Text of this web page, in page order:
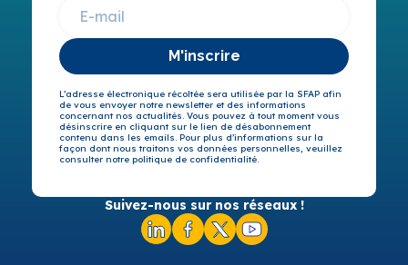
M'inscrire
L’adresse électronique récoltée sera utilisée par la SFAP afin
de vous envoyer notre newsletter et des informations
concernant nos actualités. Vous pouvez à tout moment vous
désinscrire en cliquant sur le lien de désabonnement
contenu dans les emails. Pour plus d’informations sur la
façon dont nous traitons vos données personnelles, veuillez
consulter notre politique de confidentialité.
Suivez-nous sur nos réseaux !